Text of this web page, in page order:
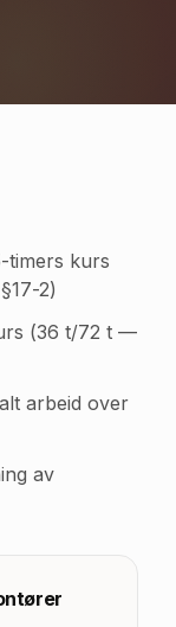
timers kurs
2)
(36 t/72 t —
arbeid over
av